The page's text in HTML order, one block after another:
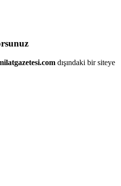
dışındaki bir siteye